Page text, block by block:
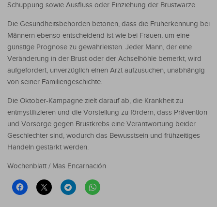
Schuppung sowie Ausfluss oder Einziehung der Brustwarze.
Die Gesundheitsbehörden betonen, dass die Früherkennung bei
Männern ebenso entscheidend ist wie bei Frauen, um eine
günstige Prognose zu gewährleisten. Jeder Mann, der eine
Veränderung in der Brust oder der Achselhöhle bemerkt, wird
aufgefordert, unverzüglich einen Arzt aufzusuchen, unabhängig
von seiner Familiengeschichte.
Die Oktober-Kampagne zielt darauf ab, die Krankheit zu
entmystifizieren und die Vorstellung zu fördern, dass Prävention
und Vorsorge gegen Brustkrebs eine Verantwortung beider
Geschlechter sind, wodurch das Bewusstsein und frühzeitiges
Handeln gestärkt werden.
Wochenblatt / Mas Encarnación